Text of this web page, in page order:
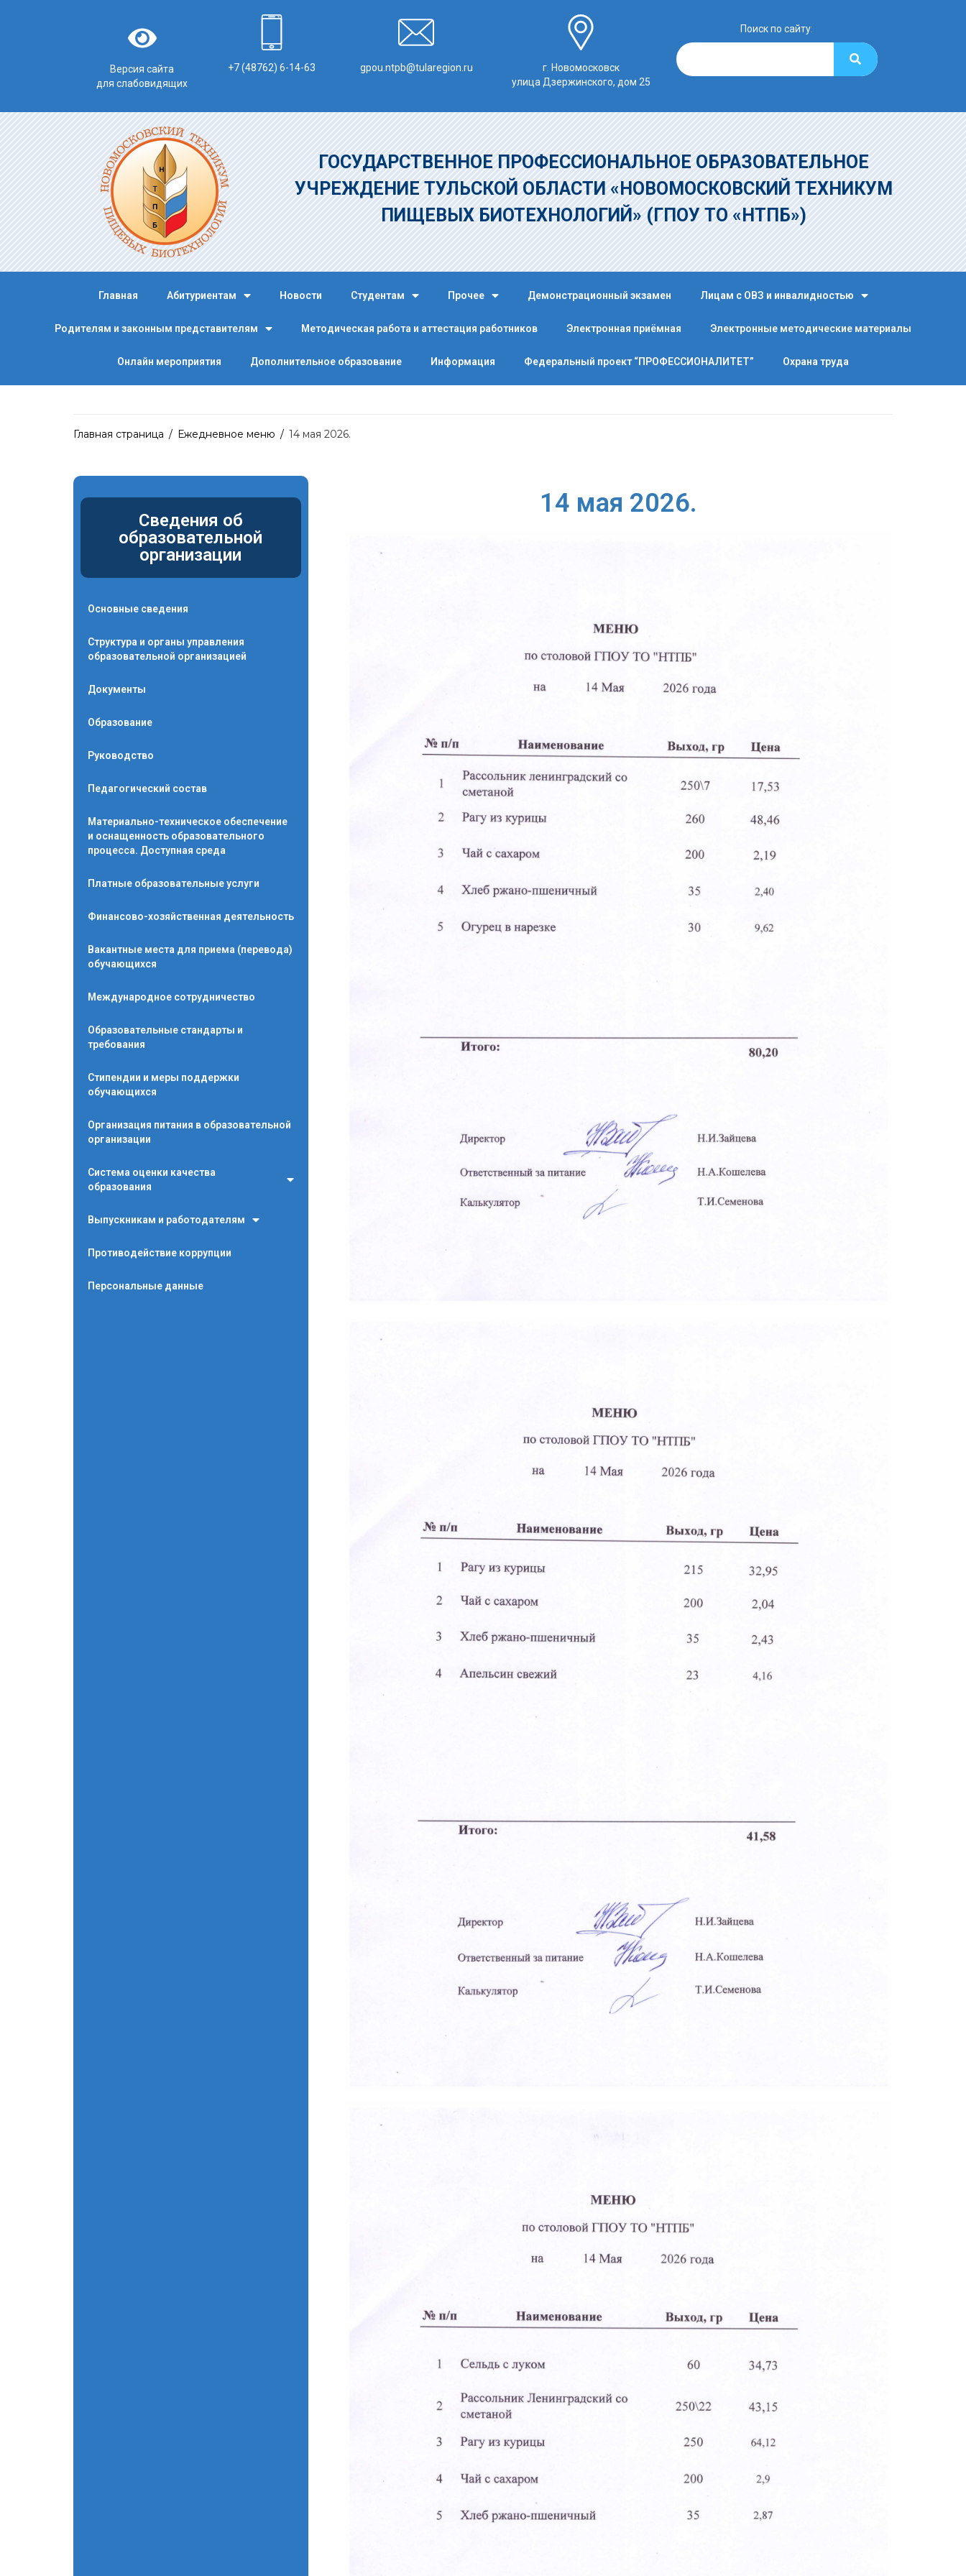
Версия сайта
для слабовидящих
+7 (48762) 6-14-63 gpou.ntpb@tularegion.ru
г. Новомосковск
улица Дзержинского, дом 25
Поиск по сайту:
ГОСУДАРСТВЕННОЕ ПРОФЕССИОНАЛЬНОЕ ОБРАЗОВАТЕЛЬНОЕ
УЧРЕЖДЕНИЕ ТУЛЬСКОЙ ОБЛАСТИ «НОВОМОСКОВСКИЙ ТЕХНИКУМ
ПИЩЕВЫХ БИОТЕХНОЛОГИЙ» (ГПОУ ТО «НТПБ»)
Главная Абитуриентам Новости Студентам Прочее Демонстрационный экзамен Лицам с ОВЗ и инвалидностью
Родителям и законным представителям Методическая работа и аттестация работников Электронная приёмная Электронные методические материалы
Онлайн мероприятия Дополнительное образование Информация Федеральный проект “ПРОФЕССИОНАЛИТЕТ” Охрана труда
Главная страница / Ежедневное меню / 14 мая 2026.
Сведения об
образовательной
организации
Основные сведения
Структура и органы управления
образовательной организацией
Документы
Образование
Руководство
Педагогический состав
Материально-техническое обеспечение
и оснащенность образовательного
процесса. Доступная среда
Платные образовательные услуги
Финансово-хозяйственная деятельность
Вакантные места для приема (перевода)
обучающихся
Международное сотрудничество
Образовательные стандарты и
требования
Стипендии и меры поддержки
обучающихся
Организация питания в образовательной
организации
Система оценки качества
образования
Выпускникам и работодателям
Противодействие коррупции
Персональные данные
14 мая 2026.